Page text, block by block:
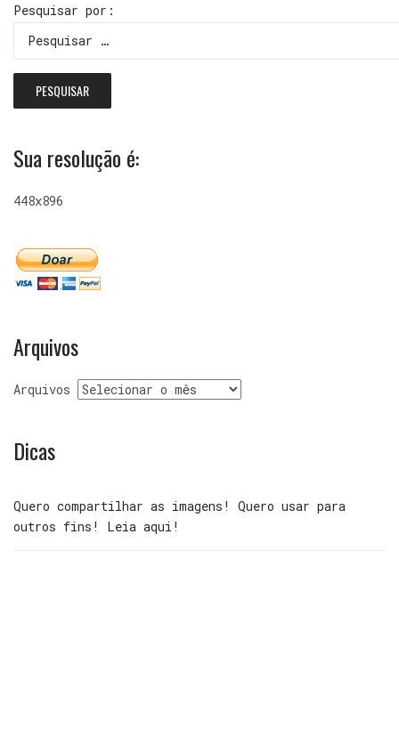
Pesquisar por:
Sua resolução é:
448x896
Arquivos
Arquivos
Dicas
Quero compartilhar as imagens! Quero usar para
outros fins! Leia aqui!